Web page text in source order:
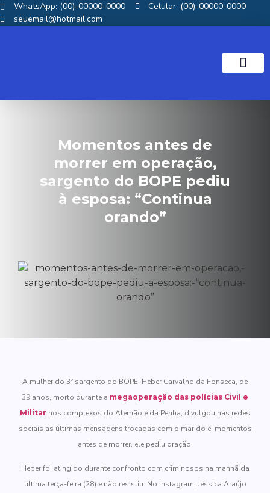
WhatsApp: (00)-00000-0000
Celular: (00)-00000-0000
seuemail@hotmail.com
Momentos antes de
morrer em operação,
sargento do BOPE pediu
à esposa: “Continua
orando”
A mulher do 3º sargento do BOPE, Heber Carvalho da Fonseca, de
39 anos, morto durante a megaoperação das polícias Civil e
Militar nos complexos do Alemão e da Penha, divulgou nas redes
sociais as últimas mensagens trocadas com o marido e, momentos
antes de morrer, ele pediu oração.
Heber foi atingido durante confronto com criminosos na manhã da
última terça-feira (28) e não resistiu. No Instagram, Jéssica Araújo